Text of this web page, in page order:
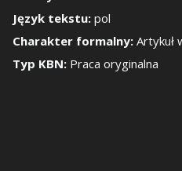
Język tekstu:pol
Charakter formalny:Artykuł
Typ KBN: Praca oryginalna